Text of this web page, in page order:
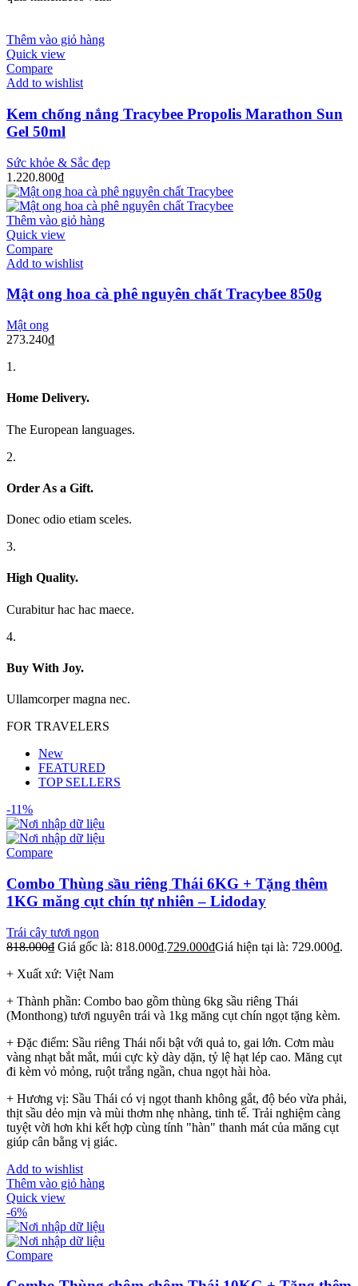
Thêm vào giỏ hàng
Quick view
Compare
Add to wishlist
Kem chống nắng Tracybee Propolis Marathon Sun
Gel 50ml
Sức khỏe & Sắc đẹp
1.220.800₫
Thêm vào giỏ hàng
Quick view
Compare
Add to wishlist
Mật ong hoa cà phê nguyên chất Tracybee 850g
Mật ong
273.240₫
1.
Home Delivery.
The European languages.
2.
Order As a Gift.
Donec odio etiam sceles.
3.
High Quality.
Curabitur hac hac maece.
4.
Buy With Joy.
Ullamcorper magna nec.
FOR TRAVELERS
New
FEATURED
TOP SELLERS
-11%
Compare
Combo Thùng sầu riêng Thái 6KG + Tặng thêm
1KG măng cụt chín tự nhiên – Lidoday
Trái cây tươi ngon
818.000₫ Giá gốc là: 818.000₫.729.000₫Giá hiện tại là: 729.000₫.
+ Xuất xứ: Việt Nam
+ Thành phần: Combo bao gồm thùng 6kg sầu riêng Thái
(Monthong) tươi nguyên trái và 1kg măng cụt chín ngọt tặng kèm.
+ Đặc điểm: Sầu riêng Thái nổi bật với quả to, gai lớn. Cơm màu
vàng nhạt bắt mắt, múi cực kỳ dày dặn, tỷ lệ hạt lép cao. Măng cụt
đi kèm vỏ mỏng, ruột trắng ngần, chua ngọt hài hòa.
+ Hương vị: Sầu Thái có vị ngọt thanh không gắt, độ béo vừa phải,
thịt sầu dẻo mịn và mùi thơm nhẹ nhàng, tinh tế. Trải nghiệm càng
tuyệt vời hơn khi kết hợp cùng tính "hàn" thanh mát của măng cụt
giúp cân bằng vị giác.
Add to wishlist
Thêm vào giỏ hàng
Quick view
-6%
Compare